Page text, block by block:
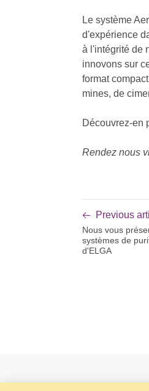
Le système
d'expérience
à l'intégrité de
innovons sur
format
mines, de
Découvrez-en
Rendez nous
Previous
Nous vous
systèmes de
d'ELGA